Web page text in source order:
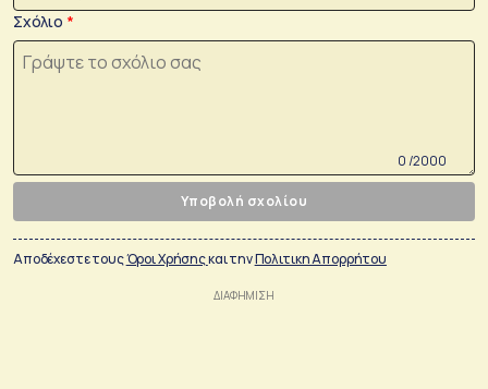
Σχόλιο
0 /2000
Υποβολή σχολίου
Αποδέχεστε τουςΌροι Χρήσηςκαι τηνΠολιτικη Απορρήτου